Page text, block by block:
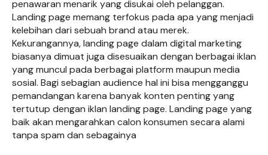
penawaran menarik yang disukai oleh pelanggan.
Landing page memang terfokus pada apa yang menjadi
kelebihan dari sebuah brand atau merek.
Kekurangannya, landing page dalam digital marketing
biasanya dimuat juga disesuaikan dengan berbagai iklan
yang muncul pada berbagai platform maupun media
sosial. Bagi sebagian audience hal ini bisa mengganggu
pemandangan karena banyak konten penting yang
tertutup dengan iklan landing page. Landing page yang
baik akan mengarahkan calon konsumen secara alami
tanpa spam dan sebagainya